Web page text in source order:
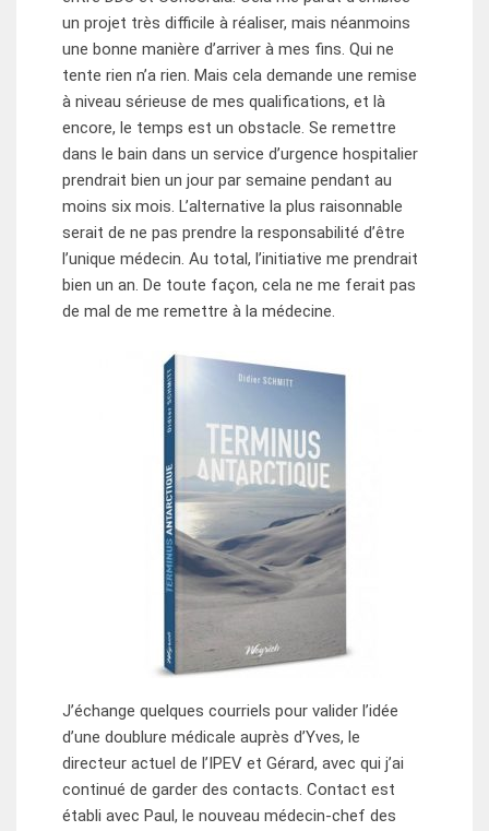
un projet très difficile à réaliser, mais néanmoins
une bonne manière d’arriver à mes fins. Qui ne
tente rien n’a rien. Mais cela demande une remise
à niveau sérieuse de mes qualifications, et là
encore, le temps est un obstacle. Se remettre
dans le bain dans un service d’urgence hospitalier
prendrait bien un jour par semaine pendant au
moins six mois. L’alternative la plus raisonnable
serait de ne pas prendre la responsabilité d’être
l’unique médecin. Au total, l’initiative me prendrait
bien un an. De toute façon, cela ne me ferait pas
de mal de me remettre à la médecine.
J’échange quelques courriels pour valider l’idée
d’une doublure médicale auprès d’Yves, le
directeur actuel de l’IPEV et Gérard, avec qui j’ai
continué de garder des contacts. Contact est
établi avec Paul, le nouveau médecin-chef des